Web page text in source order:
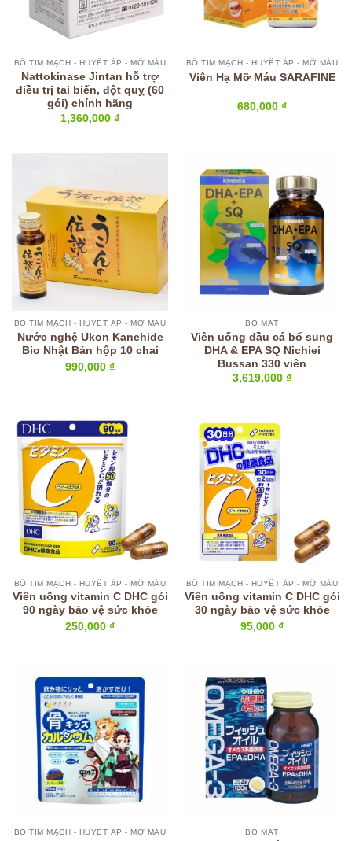
BỔ TIM MẠCH - HUYẾT ÁP - MỠ MÁU
Nattokinase Jintan hỗ trợ
điều trị tai biến, đột quỵ (60
gói) chính hãng
1,360,000 ₫
BỔ TIM MẠCH - HUYẾT ÁP - MỠ MÁU
Viên Hạ Mỡ Máu SARAFINE
680,000 ₫
BỔ TIM MẠCH - HUYẾT ÁP - MỠ MÁU
Nước nghệ Ukon Kanehide
Bio Nhật Bản hộp 10 chai
990,000 ₫
BỔ MẮT
Viên uống dầu cá bổ sung
DHA & EPA SQ Nichiei
Bussan 330 viên
3,619,000 ₫
BỔ TIM MẠCH - HUYẾT ÁP - MỠ MÁU
Viên uống vitamin C DHC gói
90 ngày bảo vệ sức khỏe
250,000 ₫
BỔ TIM MẠCH - HUYẾT ÁP - MỠ MÁU
Viên uống vitamin C DHC gói
30 ngày bảo vệ sức khỏe
95,000 ₫
BỔ TIM MẠCH - HUYẾT ÁP - MỠ MÁU BỔ MẮT